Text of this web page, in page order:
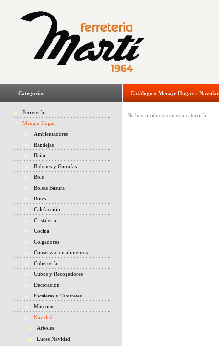
Categorías
Ferretería
Menaje-Hogar
Ambientadores
Bandejas
Baño
Bidones y Garrafas
Bols
Bolsas Basura
Botes
Calefacción
Cristaleria
Cocina
Colgadores
Conservacion alimentos
Cubertería
Cubos y Recogedores
Decoración
Escaleras y Taburetes
Mascotas
Navidad
Arboles
Luces Navidad
Catálogo » Menaje-Hogar » Navidad
No hay productos en esta categoría